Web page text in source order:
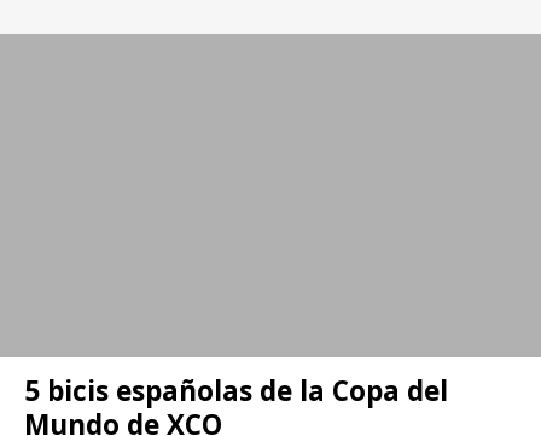
5 bicis españolas de la Copa del
Mundo de XCO